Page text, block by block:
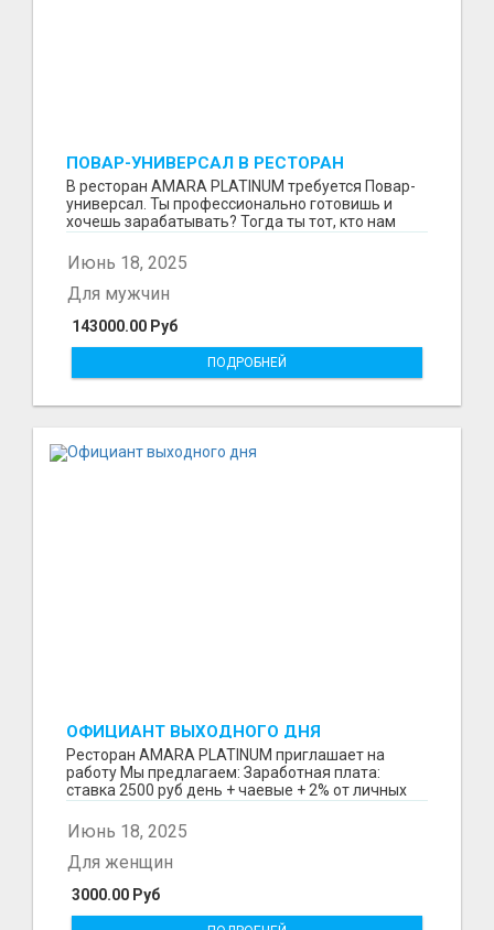
ПОВАР-УНИВЕРСАЛ В РЕСТОРАН
В ресторан AMARA PLATINUM требуется Повар-
универсал. Ты профессионально готовишь и
хочешь зарабатывать? Тогда ты тот, кто нам
Июнь 18, 2025
143000.00 Руб
Для мужчин
ПОДРОБНЕЙ
ОФИЦИАНТ ВЫХОДНОГО ДНЯ
Ресторан AMARA PLATINUM приглашает на
работу Мы предлагаем: Заработная плата:
ставка 2500 руб день + чаевые + 2% от личных
Июнь 18, 2025
3000.00 Руб
Для женщин